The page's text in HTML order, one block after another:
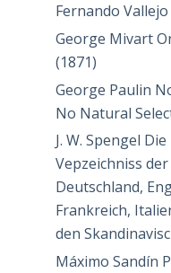
Fernando
George Mivart
(1871)
George Paulin
No Natural
J. W. Spengel
Vepzeichniss
Deutschland,
Frankreich,
den
Máximo Sandín